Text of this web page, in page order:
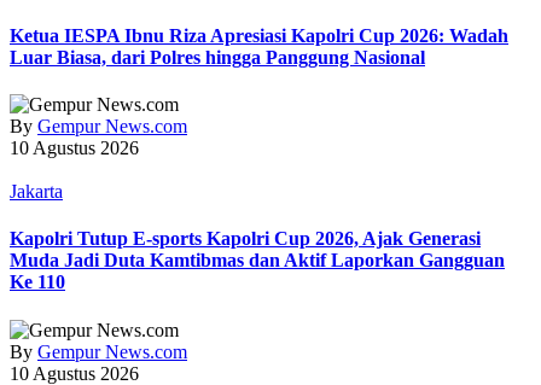
Ketua IESPA Ibnu Riza Apresiasi Kapolri Cup 2026: Wadah
Luar Biasa, dari Polres hingga Panggung Nasional
By Gempur News.com
10 Agustus 2026
Jakarta
Kapolri Tutup E-sports Kapolri Cup 2026, Ajak Generasi
Muda Jadi Duta Kamtibmas dan Aktif Laporkan Gangguan
Ke 110
By Gempur News.com
10 Agustus 2026